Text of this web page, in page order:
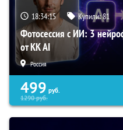
18:34:14 Купили:81
Фотосессия с ИИ: 3
от KK AI
Россия
499 руб.
1290руб.